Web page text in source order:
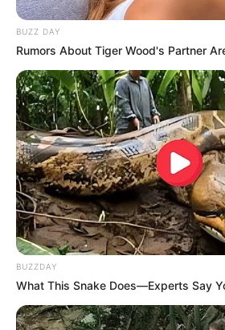
BUZZ DAY
Rumors About Tiger Wood's Partner
BUZZDAY
What This Snake Does—Experts Say